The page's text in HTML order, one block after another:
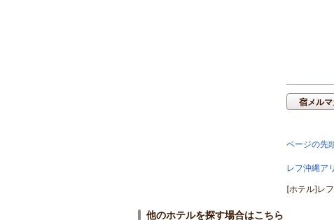
宿メル
ページの先
レフ沖縄ア
[ホテル]レ
他のホテルを探す場合はこちら